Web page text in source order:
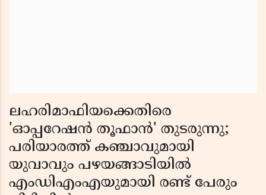
ലഹരിമാഫിയക്കെതിരെ
'ഓപ്പറേഷൻ തൂഫാൻ' തുടരുന്നു;
പരിയാരത്ത് കഞ്ചാവുമായി
യുവാവും പഴയങ്ങാടിയിൽ
എംഡിഎംഎയുമായി രണ്ട് പേരും